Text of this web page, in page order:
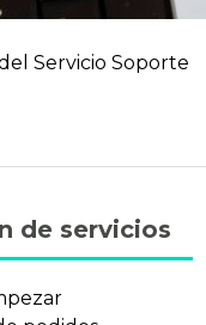
Servicio Soporte
de servicios